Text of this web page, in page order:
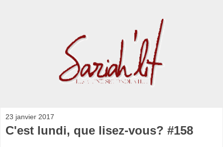
23 janvier 2017
C'est lundi, que lisez-vous? #158